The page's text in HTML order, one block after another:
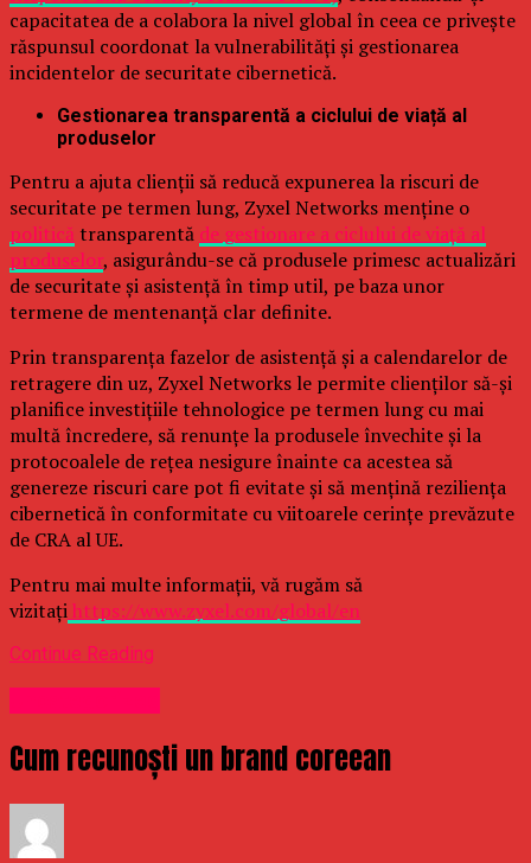
capacitatea de a colabora la nivel global în ceea ce privește
răspunsul coordonat la vulnerabilități și gestionarea
incidentelor de securitate cibernetică.
Gestionarea transparentă a ciclului de viață al
produselor
Pentru a ajuta clienții să reducă expunerea la riscuri de
securitate pe termen lung, Zyxel Networks menține o
politică transparentă de gestionare a ciclului de viață al
produselor, asigurându-se că produsele primesc actualizări
de securitate și asistență în timp util, pe baza unor
termene de mentenanță clar definite.
Prin transparența fazelor de asistență și a calendarelor de
retragere din uz, Zyxel Networks le permite clienților să-și
planifice investițiile tehnologice pe termen lung cu mai
multă încredere, să renunțe la produsele învechite și la
protocoalele de rețea nesigure înainte ca acestea să
genereze riscuri care pot fi evitate și să mențină reziliența
cibernetică în conformitate cu viitoarele cerințe prevăzute
de CRA al UE.
Pentru mai multe informații, vă rugăm să
vizitațihttps://www.zyxel.com/global/en
Continue Reading
Cum recunoști un brand coreean